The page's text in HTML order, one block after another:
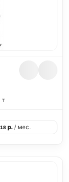
т
р. / мес.